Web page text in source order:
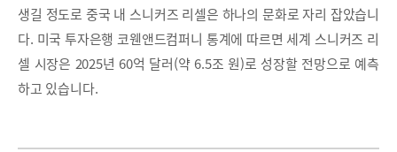
생길 정도로 중국 내 스니커즈 리셀은 하나의 문화로 자리 잡았습니
다. 미국 투자은행 코웬앤드컴퍼니 통계에 따르면 세계 스니커즈 리
셀 시장은 2025년 60억 달러(약 6.5조 원)로 성장할 전망으로 예측
하고 있습니다.